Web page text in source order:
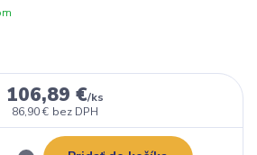
106,89 €/ks
86,90 € bez DPH